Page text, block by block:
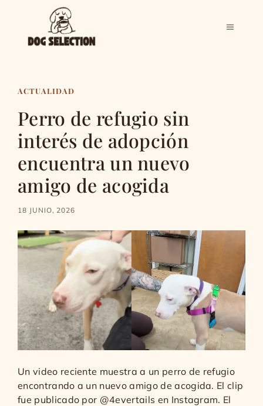
contenido
MENÚ
ACTUALIDAD
Perro de refugio sin
interés de adopción
encuentra un nuevo
amigo de acogida
18 JUNIO, 2026
Un video reciente muestra a un perro de refugio
encontrando a un nuevo amigo de acogida. El clip
fue publicado por @4evertails en Instagram. El